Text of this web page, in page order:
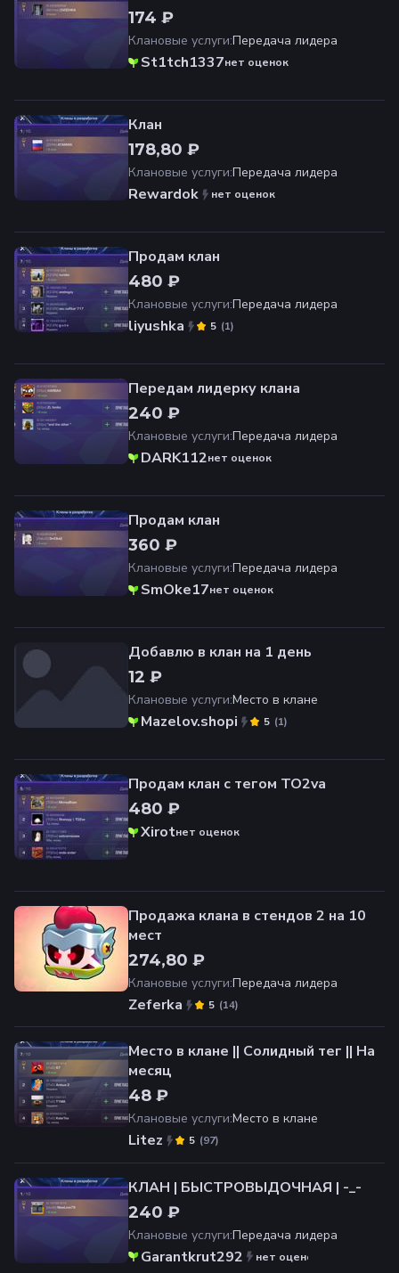
174 ₽
Клановые услуги:Передача лидера
St1tch1337нет оценок
Клан
178,80 ₽
Клановые услуги:Передача лидера
Rewardok нет оценок
Продам клан
480 ₽
Клановые услуги:Передача лидера
liyushka (1)
5
Передам лидерку клана
240 ₽
Клановые услуги:Передача лидера
DARK112нет оценок
Продам клан
360 ₽
Клановые услуги:Передача лидера
SmOke17нет оценок
Добавлю в клан на 1 день
12 ₽
Клановые услуги:Место в клане
Mazelov.shopi (1)
5
Продам клан с тегом TO2va
480 ₽
Xirotнет оценок
Продажа клана в стендов 2 на 10
мест
274,80 ₽
Клановые услуги:Передача лидера
Zeferka (14)
5
Место в клане || Солидный тег || На
месяц
48 ₽
Клановые услуги:Место в клане
Litez (97)
5
КЛАН | БЫСТРОВЫДОЧНАЯ | -_-
240 ₽
Клановые услуги:Передача лидера
Garantkrut292 нет оценок